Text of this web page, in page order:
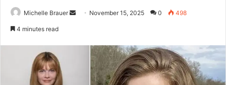
Michelle Brauer
Send November 15, 2025 0 498
4 minutes read